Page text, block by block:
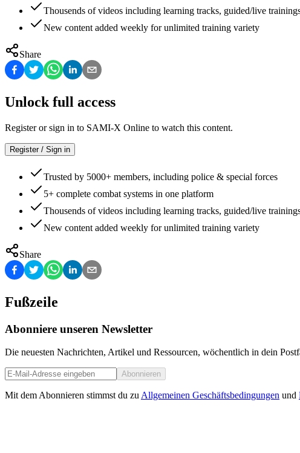
Thousends of videos including learning tracks, guided/live
New content added weekly for unlimited training variety
Share
Unlock full access
Register or sign in to SAMI-X Online to watch this content.
Register / Sign in
Trusted by 5000+ members, including police & special forces
5+ complete combat systems in one platform
Thousends of videos including learning tracks, guided/live
New content added weekly for unlimited training variety
Share
Fußzeile
Abonniere unseren Newsletter
Die neuesten Nachrichten, Artikel und Ressourcen, wöchentlich in dein
Abonnieren
Mit dem Abonnieren stimmst du zu Allgemeinen Geschäftsbedingungen und